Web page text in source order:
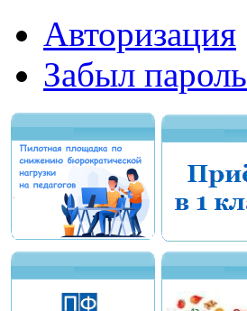
Авторизация
Забыл пароль